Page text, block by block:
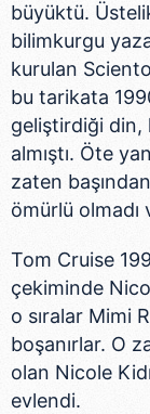
büyüktü.
bilimkurgu
kurulan
bu tarikata
geliştirdiği din,
almıştı. Öte
zaten
ömürlü olmadı
Tom Cruise
çekiminde
o sıralar Mimi
boşanırlar. O
olan Nicole
evlendi.